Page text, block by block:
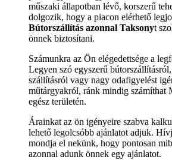
műszaki állapotban lévő, korszerű
dolgozik, hogy a piacon elérhető
Bútorszállítás azonnal Taksonyt
önnek biztosítani.
Számunkra az Ön elégedettsége a
Legyen szó egyszerű
szállításról vagy nagy odafigyelést
műtárgyakról, ránk mindig számíthat
egész területén.
Árainkat az ön igényeire szabva
lehető legolcsóbb ajánlatot adjuk.
mondja el nekünk, hogy pontosan
azonnal adunk önnek egy ajánlatot.